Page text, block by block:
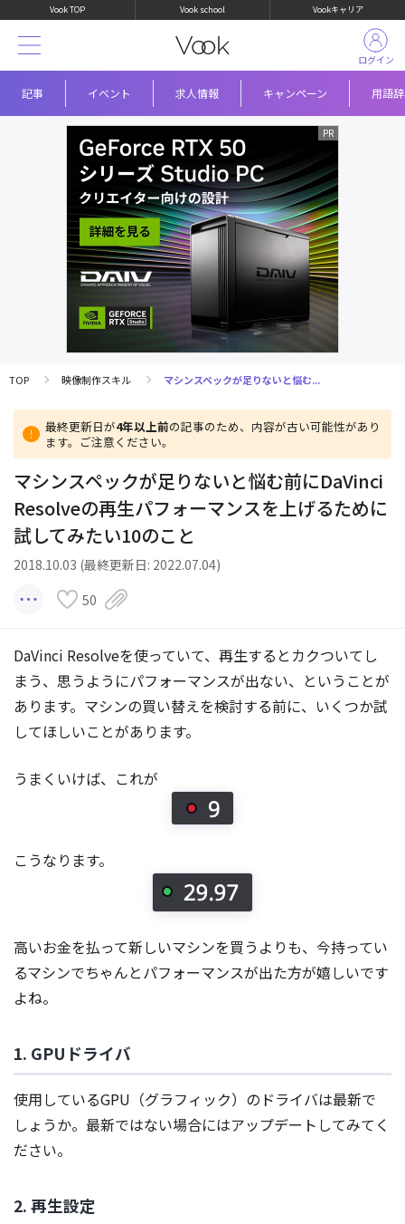
Vook TOP Vook school Vookキャリア
記事 イベント 求人情報 キャンペーン 用語
ログイン
TOP 映像制作スキル マシンスペックが足りないと悩む...
最終更新日が4年以上前の記事のため、内容が古い可能性があり
ます。ご注意ください。
マシンスペックが足りないと悩む前にDaVinci
Resolveの再生パフォーマンスを上げるために
試してみたい10のこと
2018.10.03 (最終更新日: 2022.07.04)
50
DaVinci Resolveを使っていて、再生するとカクついてし
まう、思うようにパフォーマンスが出ない、ということが
あります。マシンの買い替えを検討する前に、いくつか試
してほしいことがあります。
うまくいけば、これが
こうなります。
高いお金を払って新しいマシンを買うよりも、今持ってい
るマシンでちゃんとパフォーマンスが出た方が嬉しいです
よね。
1. GPUドライバ
使用しているGPU（グラフィック）のドライバは最新で
しょうか。最新ではない場合にはアップデートしてみてく
ださい。
2. 再生設定